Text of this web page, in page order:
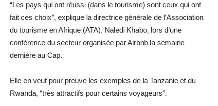
“Les pays qui ont réussi (dans le tourisme) sont ceux qui ont
fait ces choix”, explique la directrice générale de l’Association
du tourisme en Afrique (ATA), Naledi Khabo, lors d’une
conférence du secteur organisée par Airbnb la semaine
dernière au Cap.
Elle en veut pour preuve les exemples de la Tanzanie et du
Rwanda, “très attractifs pour certains voyageurs”.